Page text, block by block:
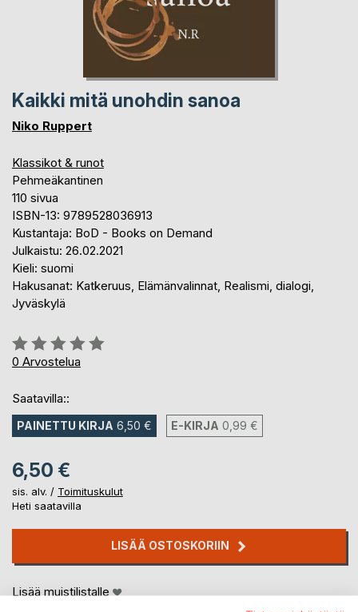
Kaikki mitä unohdin sanoa
Niko Ruppert
Klassikot & runot
Pehmeäkantinen
110 sivua
ISBN-13: 9789528036913
Kustantaja: BoD - Books on Demand
Julkaistu: 26.02.2021
Kieli: suomi
Hakusanat: Katkeruus, Elämänvalinnat, Realismi, dialogi,
Jyväskylä
Arvostelu::
0%
0 Arvostelua
Saatavilla::
PAINETTU KIRJA 6,50 € E-KIRJA 0,99 €
6,50 €
sis. alv. / Toimituskulut
Heti saatavilla
LISÄÄ OSTOSKORIIN
Lisää muistilistalle